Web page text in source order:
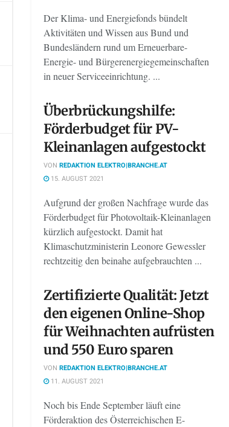
Der Klima- und Energiefonds bündelt
Aktivitäten und Wissen aus Bund und
Bundesländern rund um Erneuerbare-
Energie- und Bürgerenergiegemeinschaften
in neuer Serviceeinrichtung. ...
Überbrückungshilfe:
Förderbudget für PV-
Kleinanlagen aufgestockt
VON REDAKTION ELEKTRO|BRANCHE.AT
15. AUGUST 2021
Aufgrund der großen Nachfrage wurde das
Förderbudget für Photovoltaik-Kleinanlagen
kürzlich aufgestockt. Damit hat
Klimaschutzministerin Leonore Gewessler
rechtzeitig den beinahe aufgebrauchten ...
Zertifizierte Qualität: Jetzt
den eigenen Online-Shop
für Weihnachten aufrüsten
und 550 Euro sparen
VON REDAKTION ELEKTRO|BRANCHE.AT
11. AUGUST 2021
Noch bis Ende September läuft eine
Förderaktion des Österreichischen E-